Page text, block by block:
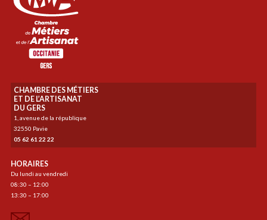
CHAMBRE DES MÉTIERS
ET DE L’ARTISANAT
DU GERS
1, avenue de la république
32550 Pavie
05 62 61 22 22
HORAIRES
Du lundi au vendredi
08:30 – 12:00
13:30 – 17:00